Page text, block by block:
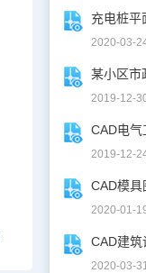
2020-03-
某小区市
2019-12-
CAD电气
2019-12-
CAD模具
2020-01-
CAD建筑
2020-03-